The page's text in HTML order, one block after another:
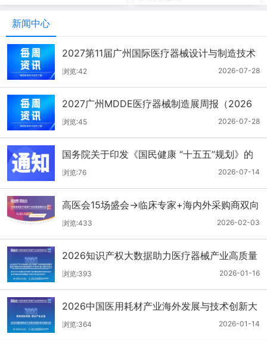
新闻中心
2027第11届广州国际医疗器械设计与制造技术
展一周报（7.22-7.28）
2026-07-28
浏览:42
2027广州MDDE医疗器械制造展周报（2026
年7月21-27日）
2026-07-28
浏览:45
国务院关于印发《国民健康 “十五五”规划》的
通知
2026-07-14
浏览:76
高医会15场盛会→临床专家+海内外采购商双向
对接
2026-02-03
浏览:433
2026知识产权大数据助力医疗器械产业高质量
发展服务暨医疗器械注册申报质量提升与'零发
补'能力建设交流会
2026-01-16
浏览:393
2026中国医用耗材产业海外发展与技术创新大
会
2026-01-14
浏览:364